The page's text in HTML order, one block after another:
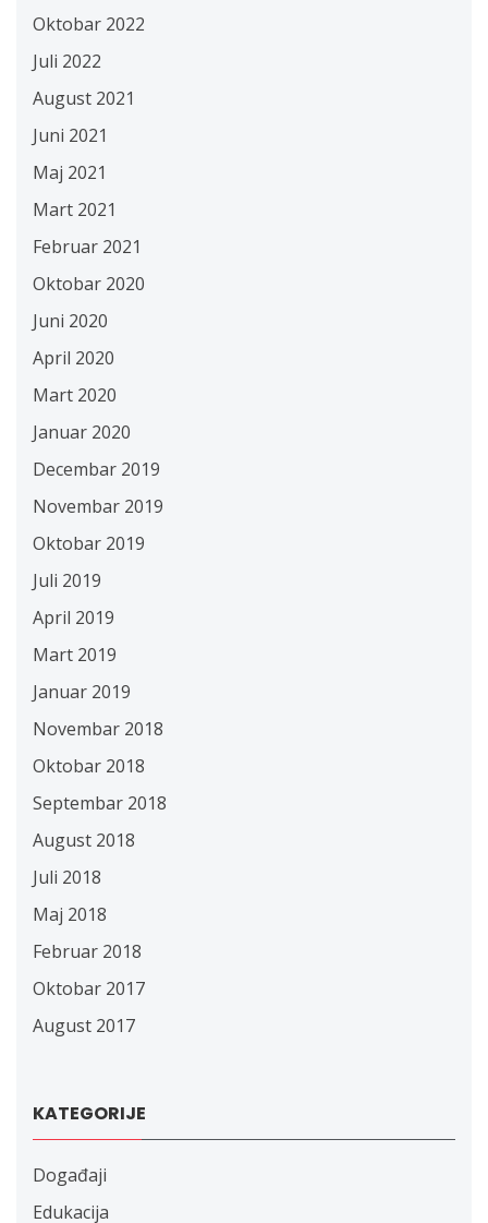
Oktobar 2022
Juli 2022
August 2021
Juni 2021
Maj 2021
Mart 2021
Februar 2021
Oktobar 2020
Juni 2020
April 2020
Mart 2020
Januar 2020
Decembar 2019
Novembar 2019
Oktobar 2019
Juli 2019
April 2019
Mart 2019
Januar 2019
Novembar 2018
Oktobar 2018
Septembar 2018
August 2018
Juli 2018
Maj 2018
Februar 2018
Oktobar 2017
August 2017
KATEGORIJE
Događaji
Edukacija